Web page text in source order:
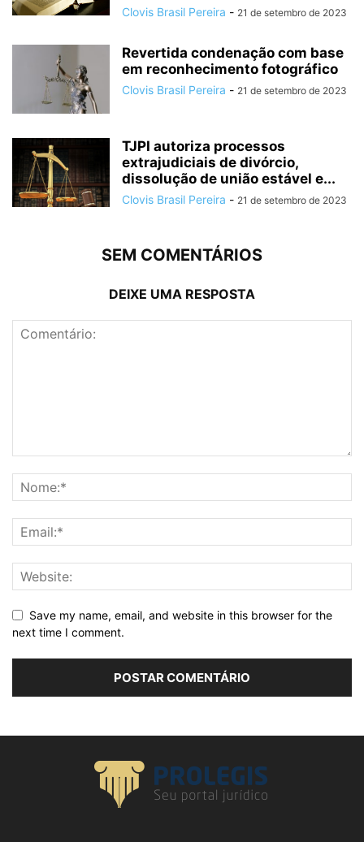
Clovis Brasil Pereira - 21 de setembro de 2023
Revertida condenação com base
em reconhecimento fotográfico
Clovis Brasil Pereira - 21 de setembro de 2023
TJPI autoriza processos
extrajudiciais de divórcio,
dissolução de união estável e...
Clovis Brasil Pereira - 21 de setembro de 2023
SEM COMENTÁRIOS
DEIXE UMA RESPOSTA
Save my name, email, and website in this browser for the
next time I comment.